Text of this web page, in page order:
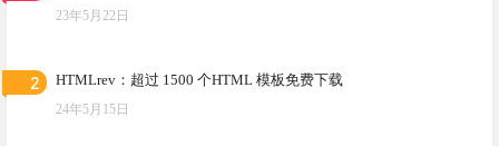
23年5月22日
2 HTMLrev：超过 1500 个HTML 模板免费下载
24年5月15日